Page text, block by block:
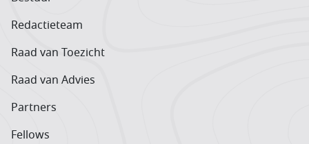
Redactieteam
Raad van Toezicht
Raad van Advies
Partners
Fellows